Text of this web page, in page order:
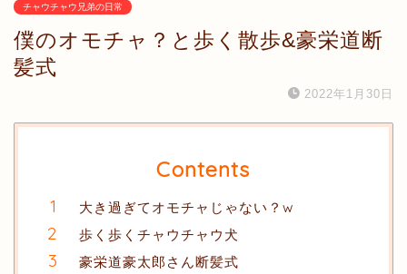
チャウチャウ兄弟の日常
僕のオモチャ？と歩く散歩&豪栄道断
髪式
2022年1月30日
Contents
大き過ぎてオモチャじゃない？w
歩く歩くチャウチャウ犬
豪栄道豪太郎さん断髪式